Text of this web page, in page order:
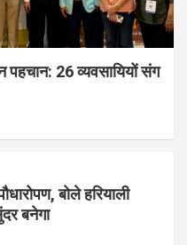
पहचान: 26 व्यवसायियों संग
बोले हरियाली
बनेगा